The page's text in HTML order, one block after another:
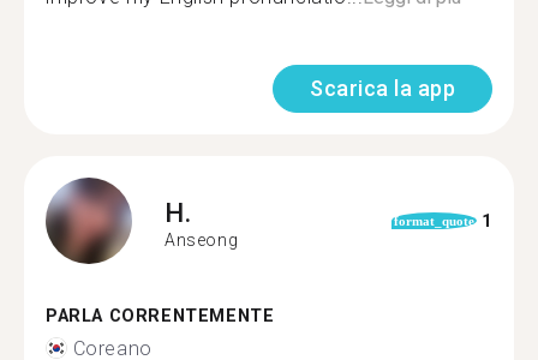
Scarica la app
H.
Anseong
format_quote 1
PARLA CORRENTEMENTE
Coreano